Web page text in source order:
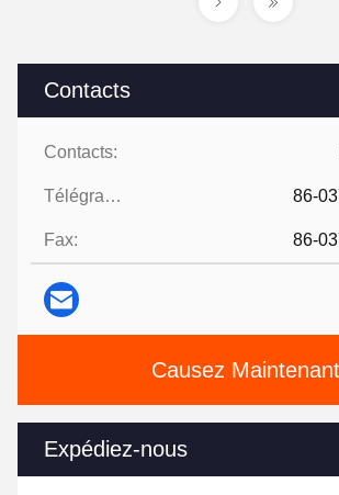
Contacts
Contacts:
Télégramme: 86-
Fax: 86-
Causez Maintenant
Expédiez-nous